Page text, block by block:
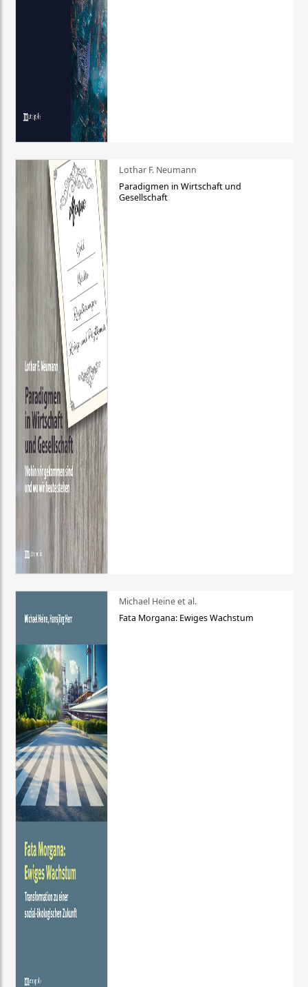
Lothar F. Neumann
Paradigmen in Wirtschaft und
Gesellschaft
Michael Heine et al.
Fata Morgana: Ewiges Wachstum